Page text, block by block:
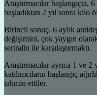
Araştırmacılar başlangıçta,
başladıktan 2 yıl sonra kilo
Birincil sonuç, 6 aylık
değişimini, çok yaygın
sertralin ile karşılaştırmaktı.
Araştırmacılar ayrıca 1 ve
katılımcıların başlangıç
tahmin ettiler.